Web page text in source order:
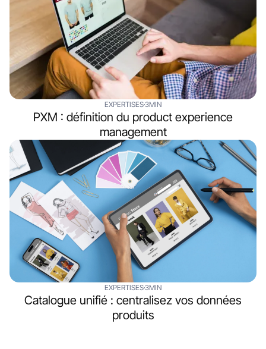
EXPERTISES3MIN
PXM : définition du product experience
management
EXPERTISES3MIN
Catalogue unifié : centralisez vos données
produits